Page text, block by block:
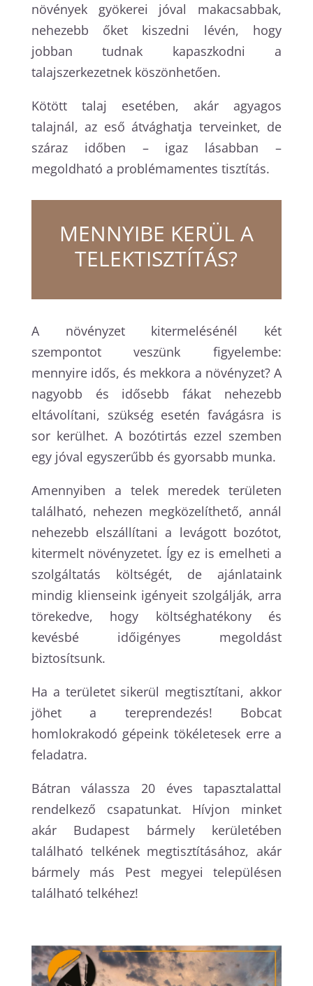
növények gyökerei jóval makacsabbak,
nehezebb őket kiszedni lévén, hogy
jobban tudnak kapaszkodni a
talajszerkezetnek köszönhetően.
Kötött talaj esetében, akár agyagos
talajnál, az eső átvághatja terveinket, de
száraz időben – igaz lásabban –
megoldható a problémamentes tisztítás.
MENNYIBE KERÜL A
TELEKTISZTÍTÁS?
A növényzet kitermelésénél két
szempontot veszünk figyelembe:
mennyire idős, és mekkora a növényzet? A
nagyobb és idősebb fákat nehezebb
eltávolítani, szükség esetén favágásra is
sor kerülhet. A bozótirtás ezzel szemben
egy jóval egyszerűbb és gyorsabb munka.
Amennyiben a telek meredek területen
található, nehezen megközelíthető, annál
nehezebb elszállítani a levágott bozótot,
kitermelt növényzetet. Így ez is emelheti a
szolgáltatás költségét, de ajánlataink
mindig klienseink igényeit szolgálják, arra
törekedve, hogy költséghatékony és
kevésbé időigényes megoldást
biztosítsunk.
Ha a területet sikerül megtisztítani, akkor
jöhet a tereprendezés! Bobcat
homlokrakodó gépeink tökéletesek erre a
feladatra.
Bátran válassza 20 éves tapasztalattal
rendelkező csapatunkat. Hívjon minket
akár Budapest bármely kerületében
található telkének megtisztításához, akár
bármely más Pest megyei településen
található telkéhez!